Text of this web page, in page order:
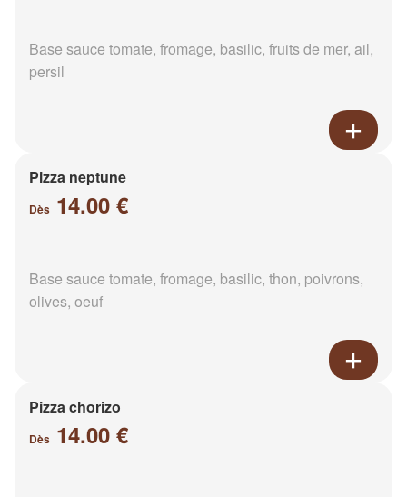
Base sauce tomate, fromage, basilic, fruits de mer, ail,
persil
Pizza neptune
Dès 14.00 €
Base sauce tomate, fromage, basilic, thon, poivrons,
olives, oeuf
Pizza chorizo
Dès 14.00 €